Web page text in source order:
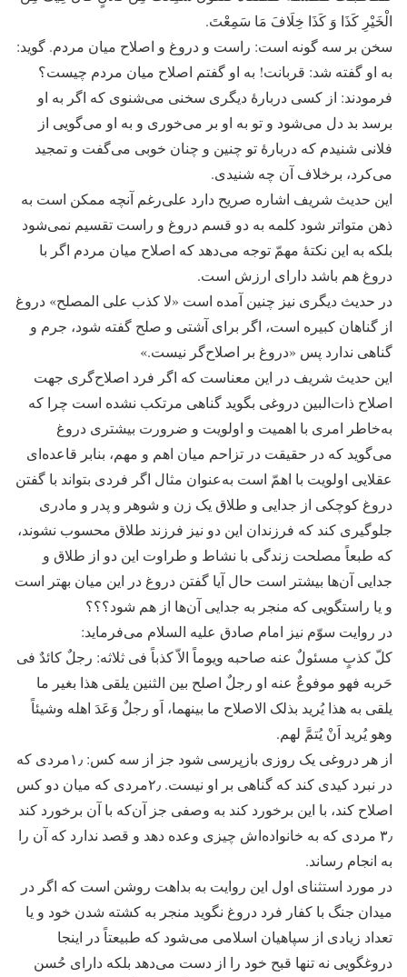
الْخَیْرِ کَذَا وَ کَذَا خِلَافَ مَا سَمِعْتَ.
سخن بر سه گونه است: راست و دروغ و اصلاح میان مردم. گوید:
به او گفته شد: قربانت! به او گفتم اصلاح میان مردم چیست؟
فرمودند: از کسی دربارۀ دیگری سخنی می‌شنوی که اگر به او
برسد بد دل می‌شود و تو به او بر می‌خوری و به او می‌گویی از
فلانی شنیدم که دربارۀ تو چنین و چنان خوبی می‌گفت و تمجید
می‌کرد، برخلاف آن چه شنیدی.
این حدیث شریف اشاره صریح دارد علی‌رغم آنچه ممکن است به
ذهن متواتر شود کلمه به دو قسم دروغ و راست تقسیم نمی‌شود
بلکه به این نکتۀ مهمّ توجه می‌دهد که اصلاح میان مردم اگر با
دروغ هم باشد دارای ارزش است.
در حدیث دیگری نیز چنین آمده است «لا کذب علی المصلح» دروغ
از گناهان کبیره است، اگر برای آشتی و صلح گفته شود، جرم و
گناهی ندارد پس «دروغ بر اصلاح‌گر نیست.»
این حدیث شریف در این معناست که اگر فرد اصلاح‌گری جهت
اصلاح ذات‌البین دروغی بگوید گناهی مرتکب نشده است چرا که
به‌خاطر امری با اهمیت و اولویت و ضرورت بیشتری دروغ
می‌گوید که در حقیقت در تزاحم میان اهم و مهم، بنابر قاعده‌ای
عقلایی اولویت با اهمّ است به‌عنوان مثال اگر فردی بتواند با گفتن
دروغ کوچکی از جدایی و طلاق یک زن و شوهر و پدر و مادری
جلوگیری کند که فرزندان این دو نیز فرزند طلاق محسوب نشوند،
که طبعاً مصلحت زندگی با نشاط و طراوت این دو از طلاق و
جدایی آن‌ها بیشتر است حال آیا گفتن دروغ در این میان بهتر است
و یا راستگویی که منجر به جدایی آن‌ها از هم شود؟؟؟
در روایت سوّم نیز امام صادق علیه السلام می‌فرماید:
کلّ کذبٍ مسئولٌ عنه صاحبه ویوماً الاّ کذباً فی ثلاثه: رجلٌ کائدٌ فی
حَربه فهو موفوعٌ عنه او رجلٌ اصلح بین الثنین یلقی هذا بغیر ما
یلقی به هذا یُرید بذلک الاصلاح ما بینهما، اَو رجلٌ وَعَدَ اهله وشیئاً
وهو یُرید اَنْ یُتمَّ لهم.
از هر دروغی یک روزی بازپرسی شود جز از سه کس: ۱٫‌مردی که
در نبرد کیدی کند که گناهی بر او نیست. ۲٫‌مردی که میان دو کس
اصلاح کند، با این برخورد کند به وصفی جز آن‌که با آن برخورد کند
۳٫ مردی که به خانواده‌اش چیزی وعده دهد و قصد ندارد که آن را
به انجام رساند.
در مورد استثنای اول این روایت به بداهت روشن است که اگر در
میدان جنگ با کفار فرد دروغ نگوید منجر به کشته شدن خود و یا
تعداد زیادی از سپاهیان اسلامی می‌شود که طبیعتاً در اینجا
دروغگویی نه تنها قبح خود را از دست می‌دهد بلکه دارای حُسن